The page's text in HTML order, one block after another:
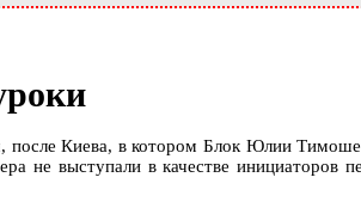
после Киева, в котором Блок Юлии
не выступали в качестве инициаторов